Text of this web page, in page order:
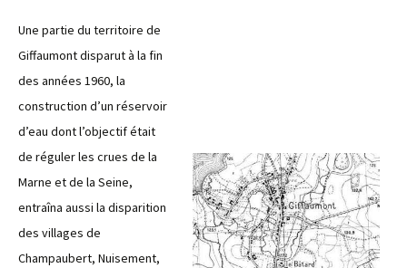
Une partie du territoire de
Giffaumont disparut à la fin
des années 1960, la
construction d’un réservoir
d’eau dont l’objectif était
de réguler les crues de la
Marne et de la Seine,
entraîna aussi la disparition
des villages de
Champaubert, Nuisement,